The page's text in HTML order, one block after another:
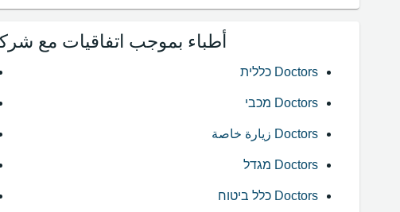
أطباء بموجب اتفاقيات مع
Doctors כללית
Doctors מכבי
Doctors زيارة خاصة
Doctors מגדל
Doctors כלל ביטוח